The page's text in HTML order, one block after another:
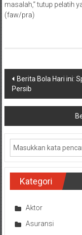
masalah,” tutup pelatih
(faw/pra)
Navigasi
pos
Berita Bola Hari ini:
Persib
Kategori
Aktor
Asuransi